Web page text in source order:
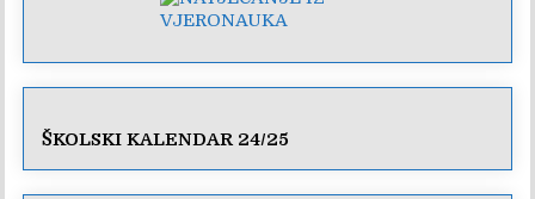
ŠKOLSKI KALENDAR 24/25